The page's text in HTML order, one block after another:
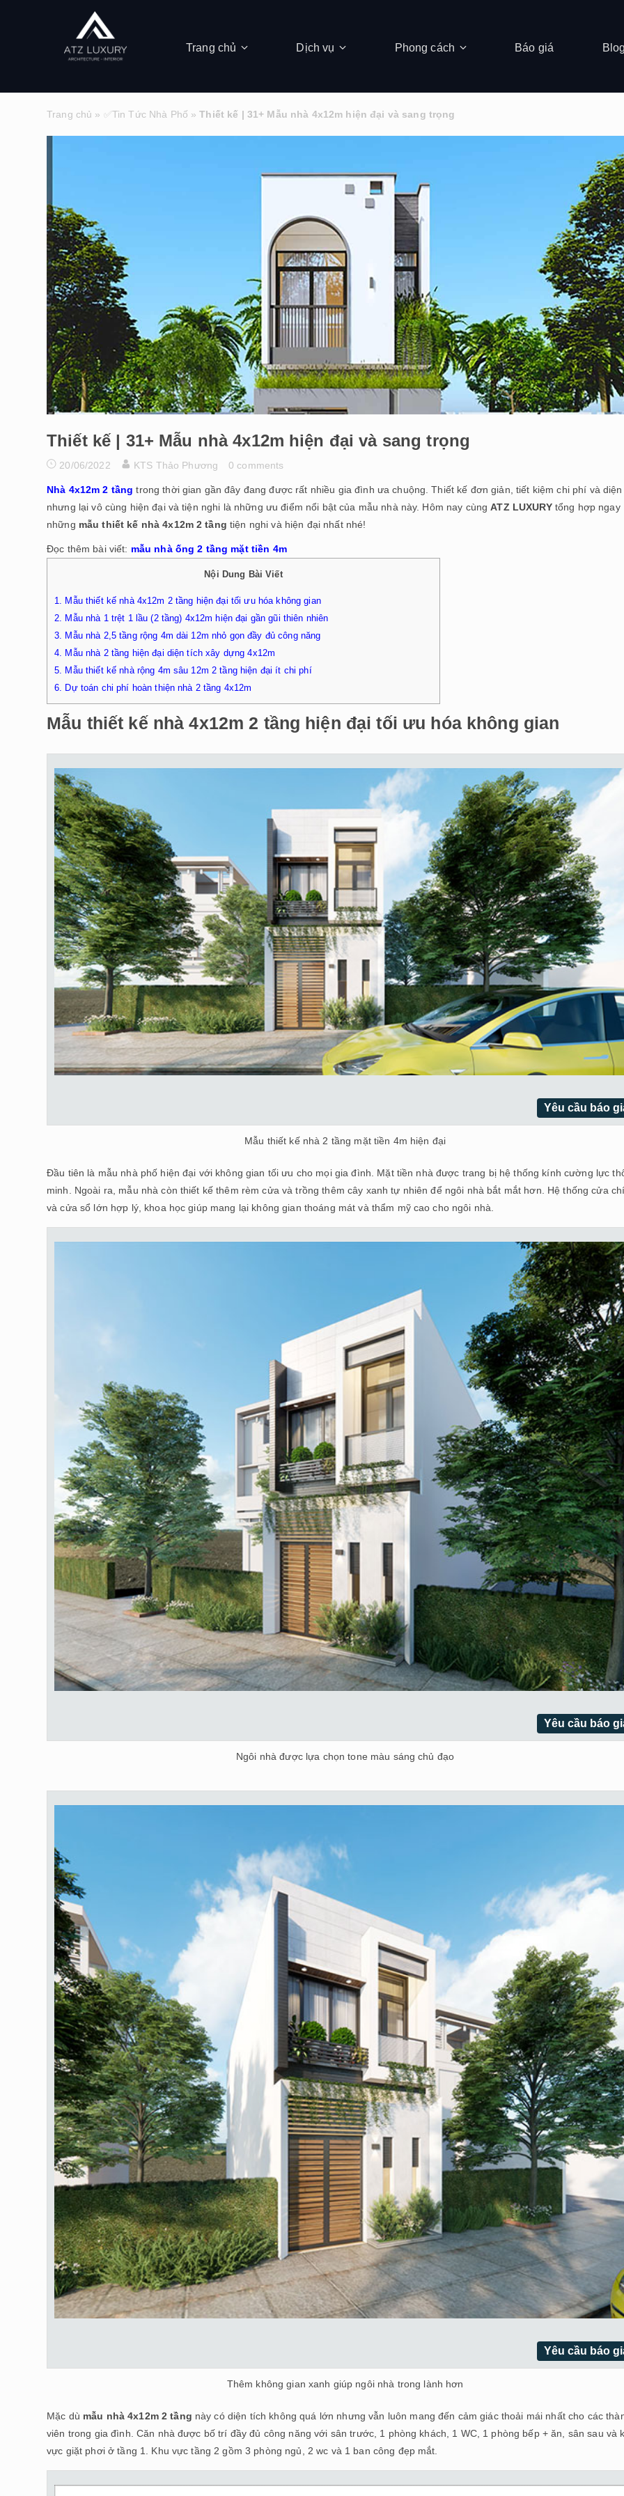
Trang chủ Dịch vụ Phong cách Báo giá
Trang chủ » ✅Tin Tức Nhà Phố »Thiết kế | 31+ Mẫu nhà 4x12m hiện đại và sang trọng
Thiết kế | 31+ Mẫu nhà 4x12m hiện đại và sang trọng
20/06/2022 KTS Thảo Phương 0 comments
Nhà 4x12m 2 tầng trong thời gian gần đây đang được rất nhiều gia đình ưa chuộng. Thiết kế đơn giản, tiết kiệm chi phí và
nhưng lại vô cùng hiện đại và tiện nghi là những ưu điểm nổi bật của mẫu nhà này. Hôm nay cùngATZ LUXURYtổng hợp ngay
những mẫu thiết kế nhà 4x12m 2 tầng tiện nghi và hiện đại nhất nhé!
Đọc thêm bài viết: mẫu nhà ống 2 tầng mặt tiền 4m
Nội Dung Bài Viết
1. Mẫu thiết kế nhà 4x12m 2 tầng hiện đại tối ưu hóa không gian
2. Mẫu nhà 1 trệt 1 lầu (2 tầng) 4x12m hiện đại gần gũi thiên nhiên
3. Mẫu nhà 2,5 tầng rộng 4m dài 12m nhỏ gọn đầy đủ công năng
4. Mẫu nhà 2 tầng hiện đại diện tích xây dựng 4x12m
5. Mẫu thiết kế nhà rộng 4m sâu 12m 2 tầng hiện đại ít chi phí
6. Dự toán chi phí hoàn thiện nhà 2 tầng 4x12m
Mẫu thiết kế nhà 4x12m 2 tầng hiện đại tối ưu hóa không gian
Yêu cầu báo
Mẫu thiết kế nhà 2 tầng mặt tiền 4m hiện đại
Đầu tiên là mẫu nhà phố hiện đại với không gian tối ưu cho mọi gia đình. Mặt tiền nhà được trang bị hệ thống kính cường lực
minh. Ngoài ra, mẫu nhà còn thiết kế thêm rèm cửa và trồng thêm cây xanh tự nhiên để ngôi nhà bắt mắt hơn. Hệ thống cửa
và cửa sổ lớn hợp lý, khoa học giúp mang lại không gian thoáng mát và thẩm mỹ cao cho ngôi nhà.
Yêu cầu báo
Ngôi nhà được lựa chọn tone màu sáng chủ đạo
Yêu cầu báo
Thêm không gian xanh giúp ngôi nhà trong lành hơn
Mặc dù mẫu nhà 4x12m 2 tầng này có diện tích không quá lớn nhưng vẫn luôn mang đến cảm giác thoải mái nhất cho các
viên trong gia đình. Căn nhà được bố trí đầy đủ công năng với sân trước, 1 phòng khách, 1 WC, 1 phòng bếp + ăn, sân sau và
vực giặt phơi ở tầng 1. Khu vực tầng 2 gồm 3 phòng ngủ, 2 wc và 1 ban công đẹp mắt.